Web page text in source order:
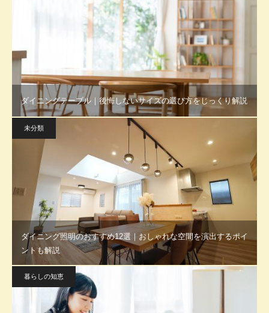
ダイニングテーブル｜後悔しないサイズの選び方をじっくり解説
未分類
ダイニング照明のおすすめ12選｜おしゃれな空間を演出するポイ
ントも解説
暮らしの知恵